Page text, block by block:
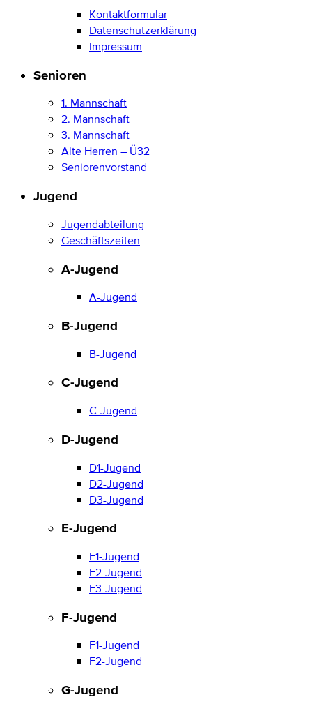
Kontaktformular
Datenschutzerklärung
Impressum
Senioren
1. Mannschaft
2. Mannschaft
3. Mannschaft
Alte Herren – Ü32
Seniorenvorstand
Jugend
Jugendabteilung
Geschäftszeiten
A-Jugend
A-Jugend
B-Jugend
B-Jugend
C-Jugend
C-Jugend
D-Jugend
D1-Jugend
D2-Jugend
D3-Jugend
E-Jugend
E1-Jugend
E2-Jugend
E3-Jugend
F-Jugend
F1-Jugend
F2-Jugend
G-Jugend